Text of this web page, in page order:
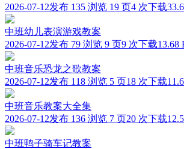
2026-07-12发布 135 浏览 19 页4 次下载
中班幼儿表演游戏教案
2026-07-12发布 79 浏览 9 页9 次下载13.68
中班音乐恐龙之歌教案
2026-07-12发布 118 浏览 5 页18 次下载
中班音乐教案大全集
2026-07-12发布 136 浏览 7 页20 次下载
中班鸭子骑车记教案